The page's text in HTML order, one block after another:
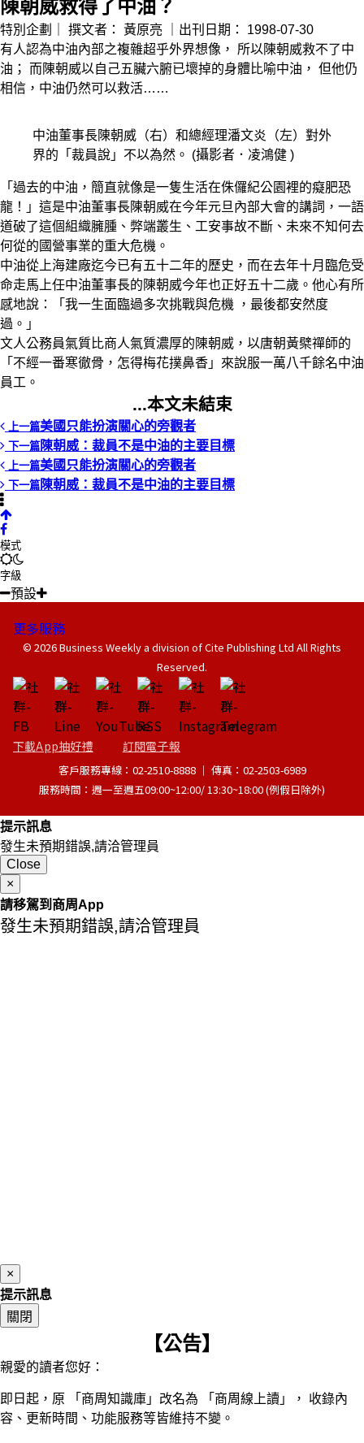
陳朝威救得了中油？
特別企劃｜ 撰文者： 黃原亮 ｜出刊日期：
1998-07-30
有人認為中油內部之複雜超乎外界想像， 所以陳朝威救不了中
油； 而陳朝威以自己五臟六腑已壞掉的身體比喻中油， 但他仍
相信，中油仍然可以救活……
中油董事長陳朝威（右）和總經理潘文炎（左）對外
界的「裁員說」不以為然。 (攝影者．凌鴻健 )
「過去的中油，簡直就像是一隻生活在侏儸紀公園裡的癡肥恐
龍！」這是中油董事長陳朝威在今年元旦內部大會的講詞，一語
道破了這個組織臃腫、弊端叢生、工安事故不斷、未來不知何去
何從的國營事業的重大危機。
中油從上海建廠迄今已有五十二年的歷史，而在去年十月臨危受
命走馬上任中油董事長的陳朝威今年也正好五十二歲。他心有所
感地說：「我一生面臨過多次挑戰與危機 ，最後都安然度
過。」
文人公務員氣質比商人氣質濃厚的陳朝威，以唐朝黃檗禪師的
「不經一番寒徹骨，怎得梅花撲鼻香」來說服一萬八千餘名中油
員工。
...本文未結束
上一篇美國只能扮演關心的旁觀者
下一篇陳朝威：裁員不是中油的主要目標
上一篇美國只能扮演關心的旁觀者
下一篇陳朝威：裁員不是中油的主要目標
模式
字級
預設
更多服務
© 2026 Business Weekly a division of Cite Publishing Ltd All Rights
Reserved.
下載App抽好禮 訂閱電子報
客戶服務專線：02-2510-8888 │ 傳真：02-2503-6989
服務時間：週一至週五09:00~12:00/ 13:30~18:00 (例假日除外)
提示訊息
發生未預期錯誤,請洽管理員
Close
×
請移駕到商周App
發生未預期錯誤,請洽管理員
×
提示訊息
關閉
【公告】
親愛的讀者您好：
即日起，原 「商周知識庫」改名為 「商周線上讀」， 收錄內
容、更新時間、功能服務等皆維持不變。